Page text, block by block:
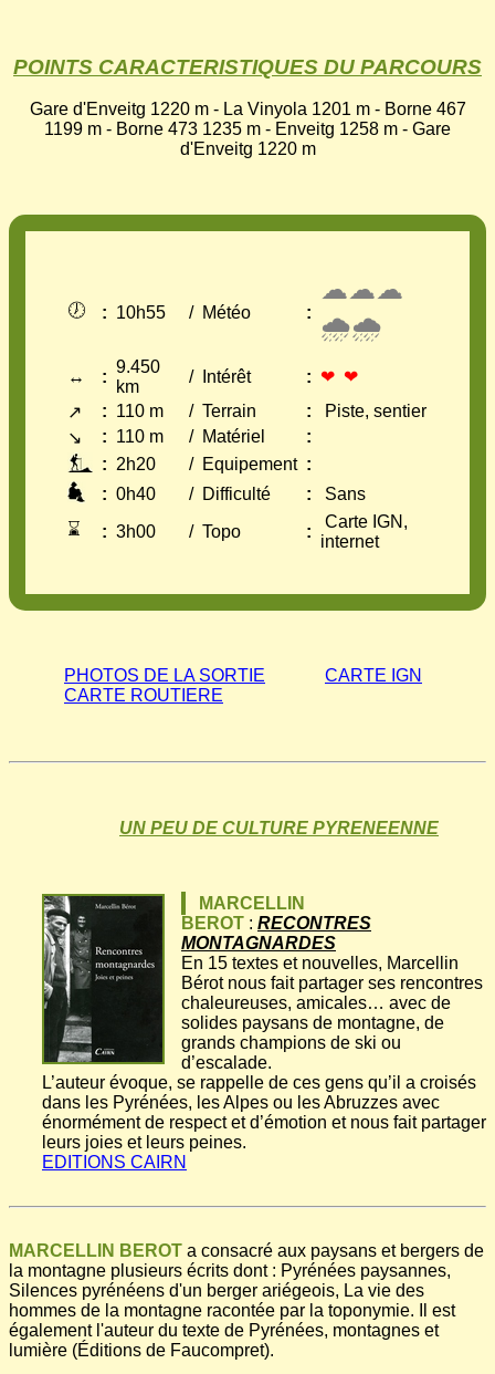
POINTS CARACTERISTIQUES DU PARCOURS
Gare d'Enveitg 1220 m - La Vinyola 1201 m - Borne 467
1199 m - Borne 473 1235 m - Enveitg 1258 m - Gare
d'Enveitg 1220 m
🕖 : 10h55 / Météo :
☁☁☁
🌧🌧
↔ :
9.450
km
/ Intérêt : ❤ ❤
↗
: 110 m / Terrain :
Piste, sentier
↘
: 110 m / Matériel
:
: 2h20 / Equipement :
: 0h40 / Difficulté :
Sans
⌛
: 3h00 / Topo :
Carte IGN,
internet
PHOTOS DE LA SORTIE
CARTE IGN
CARTE ROUTIERE
UN PEU DE CULTURE PYRENEENNE
MARCELLIN
BEROT : RECONTRES
MONTAGNARDES
En 15 textes et nouvelles, Marcellin
Bérot nous fait partager ses rencontres
chaleureuses, amicales… avec de
solides paysans de montagne, de
grands champions de ski ou
d’escalade.
L’auteur évoque, se rappelle de ces gens qu’il a croisés
dans les Pyrénées, les Alpes ou les Abruzzes avec
énormément de respect et d’émotion et nous fait partager
leurs joies et leurs peines.
EDITIONS CAIRN
MARCELLIN BEROT a consacré aux paysans et bergers de
la montagne plusieurs écrits dont : Pyrénées paysannes,
Silences pyrénéens d'un berger ariégeois, La vie des
hommes de la montagne racontée par la toponymie. Il est
également l'auteur du texte de Pyrénées, montagnes et
lumière (Éditions de Faucompret).